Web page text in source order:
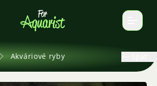
Akváriové ryby